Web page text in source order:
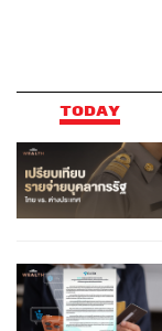
TODAY